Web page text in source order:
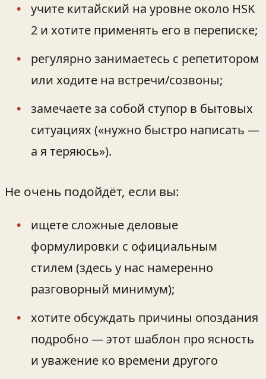
учите китайский на уровне около HSK
2 и хотите применять его в переписке;
регулярно занимаетесь с репетитором
или ходите на встречи/созвоны;
замечаете за собой ступор в бытовых
ситуациях («нужно быстро написать —
а я теряюсь»).
Не очень подойдёт, если вы:
ищете сложные деловые
формулировки с официальным
стилем (здесь у нас намеренно
разговорный минимум);
хотите обсуждать причины опоздания
подробно — этот шаблон про ясность
и уважение ко времени другого